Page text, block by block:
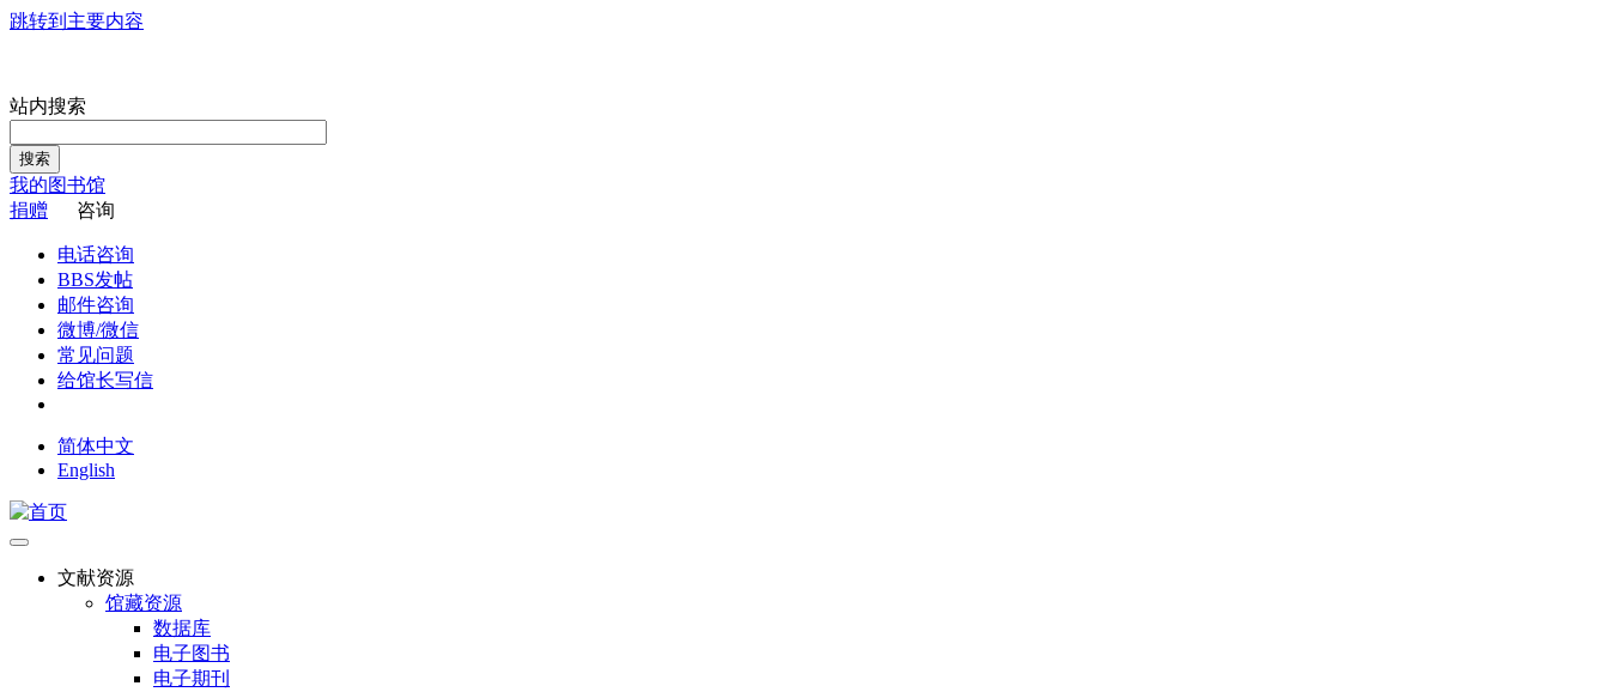
跳转到主要内容
站内搜索
搜索
我的图书馆
捐赠
咨询
电话咨询
BBS发帖
邮件咨询
微博/微信
常见问题
给馆长写信
简体中文
English
文献资源
馆藏资源
数据库
电子图书
电子期刊